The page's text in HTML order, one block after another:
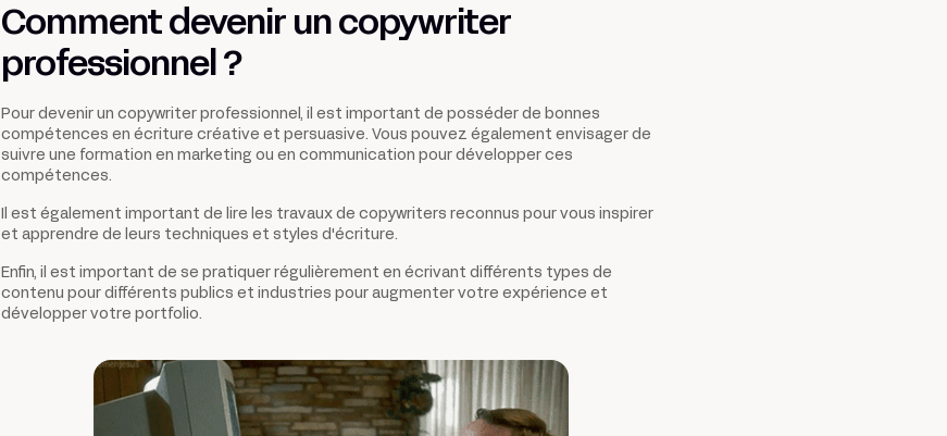
Comment devenir un copywriter
professionnel ?
Pour devenir un copywriter professionnel, il est important de posséder de bonnes
compétences en écriture créative et persuasive. Vous pouvez également envisager de
suivre une formation en marketing ou en communication pour développer ces
compétences.
Il est également important de lire les travaux de copywriters reconnus pour vous inspirer
et apprendre de leurs techniques et styles d'écriture.
Enfin, il est important de se pratiquer régulièrement en écrivant différents types de
contenu pour différents publics et industries pour augmenter votre expérience et
développer votre portfolio.